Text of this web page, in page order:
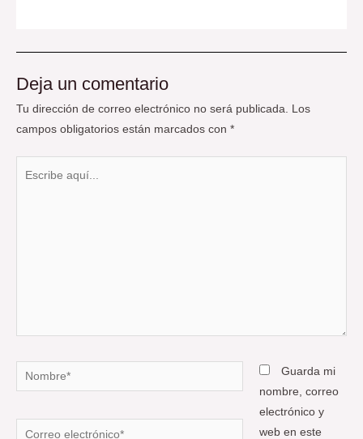
Deja un comentario
Tu dirección de correo electrónico no será publicada. Los
campos obligatorios están marcados con *
Nombre*
Correo
Guarda mi
nombre, correo
electrónico y
web en este